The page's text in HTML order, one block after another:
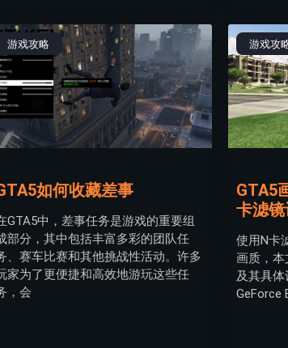
游戏攻略
如何收藏差事
GTA5中，差事任务是游戏的重要组
部分，其中包括丰富多彩的团队任
、赛车比赛和其他挑战性活动。许多
家为了更便捷和高效地游玩这些任
，会
游戏攻
GTA5
卡滤
使用N卡
画质，
及其具
GeForce